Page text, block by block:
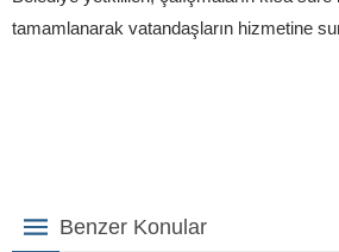
tamamlanarak vatandaşların hizmetine
Benzer Konular